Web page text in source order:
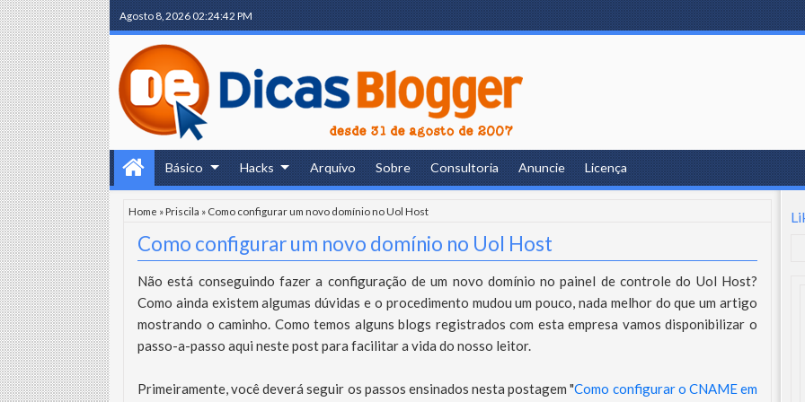
Agosto 8, 202602:24:43 PM
Básico Hacks Arquivo Sobre Consultoria Anuncie Licença
Home »Priscila » Como configurar um novo domínio no Uol Host
Como configurar um novo domínio no Uol Host
Não está conseguindo fazer a configuração de um novo domínio no painel de controle do Uol Host?
Como ainda existem algumas dúvidas e o procedimento mudou um pouco, nada melhor do que um artigo
mostrando o caminho. Como temos alguns blogs registrados com esta empresa vamos disponibilizar o
passo-a-passo aqui neste post para facilitar a vida do nosso leitor.
Primeiramente, você deverá seguir os passos ensinados nesta postagem "Como configurar o CNAME em